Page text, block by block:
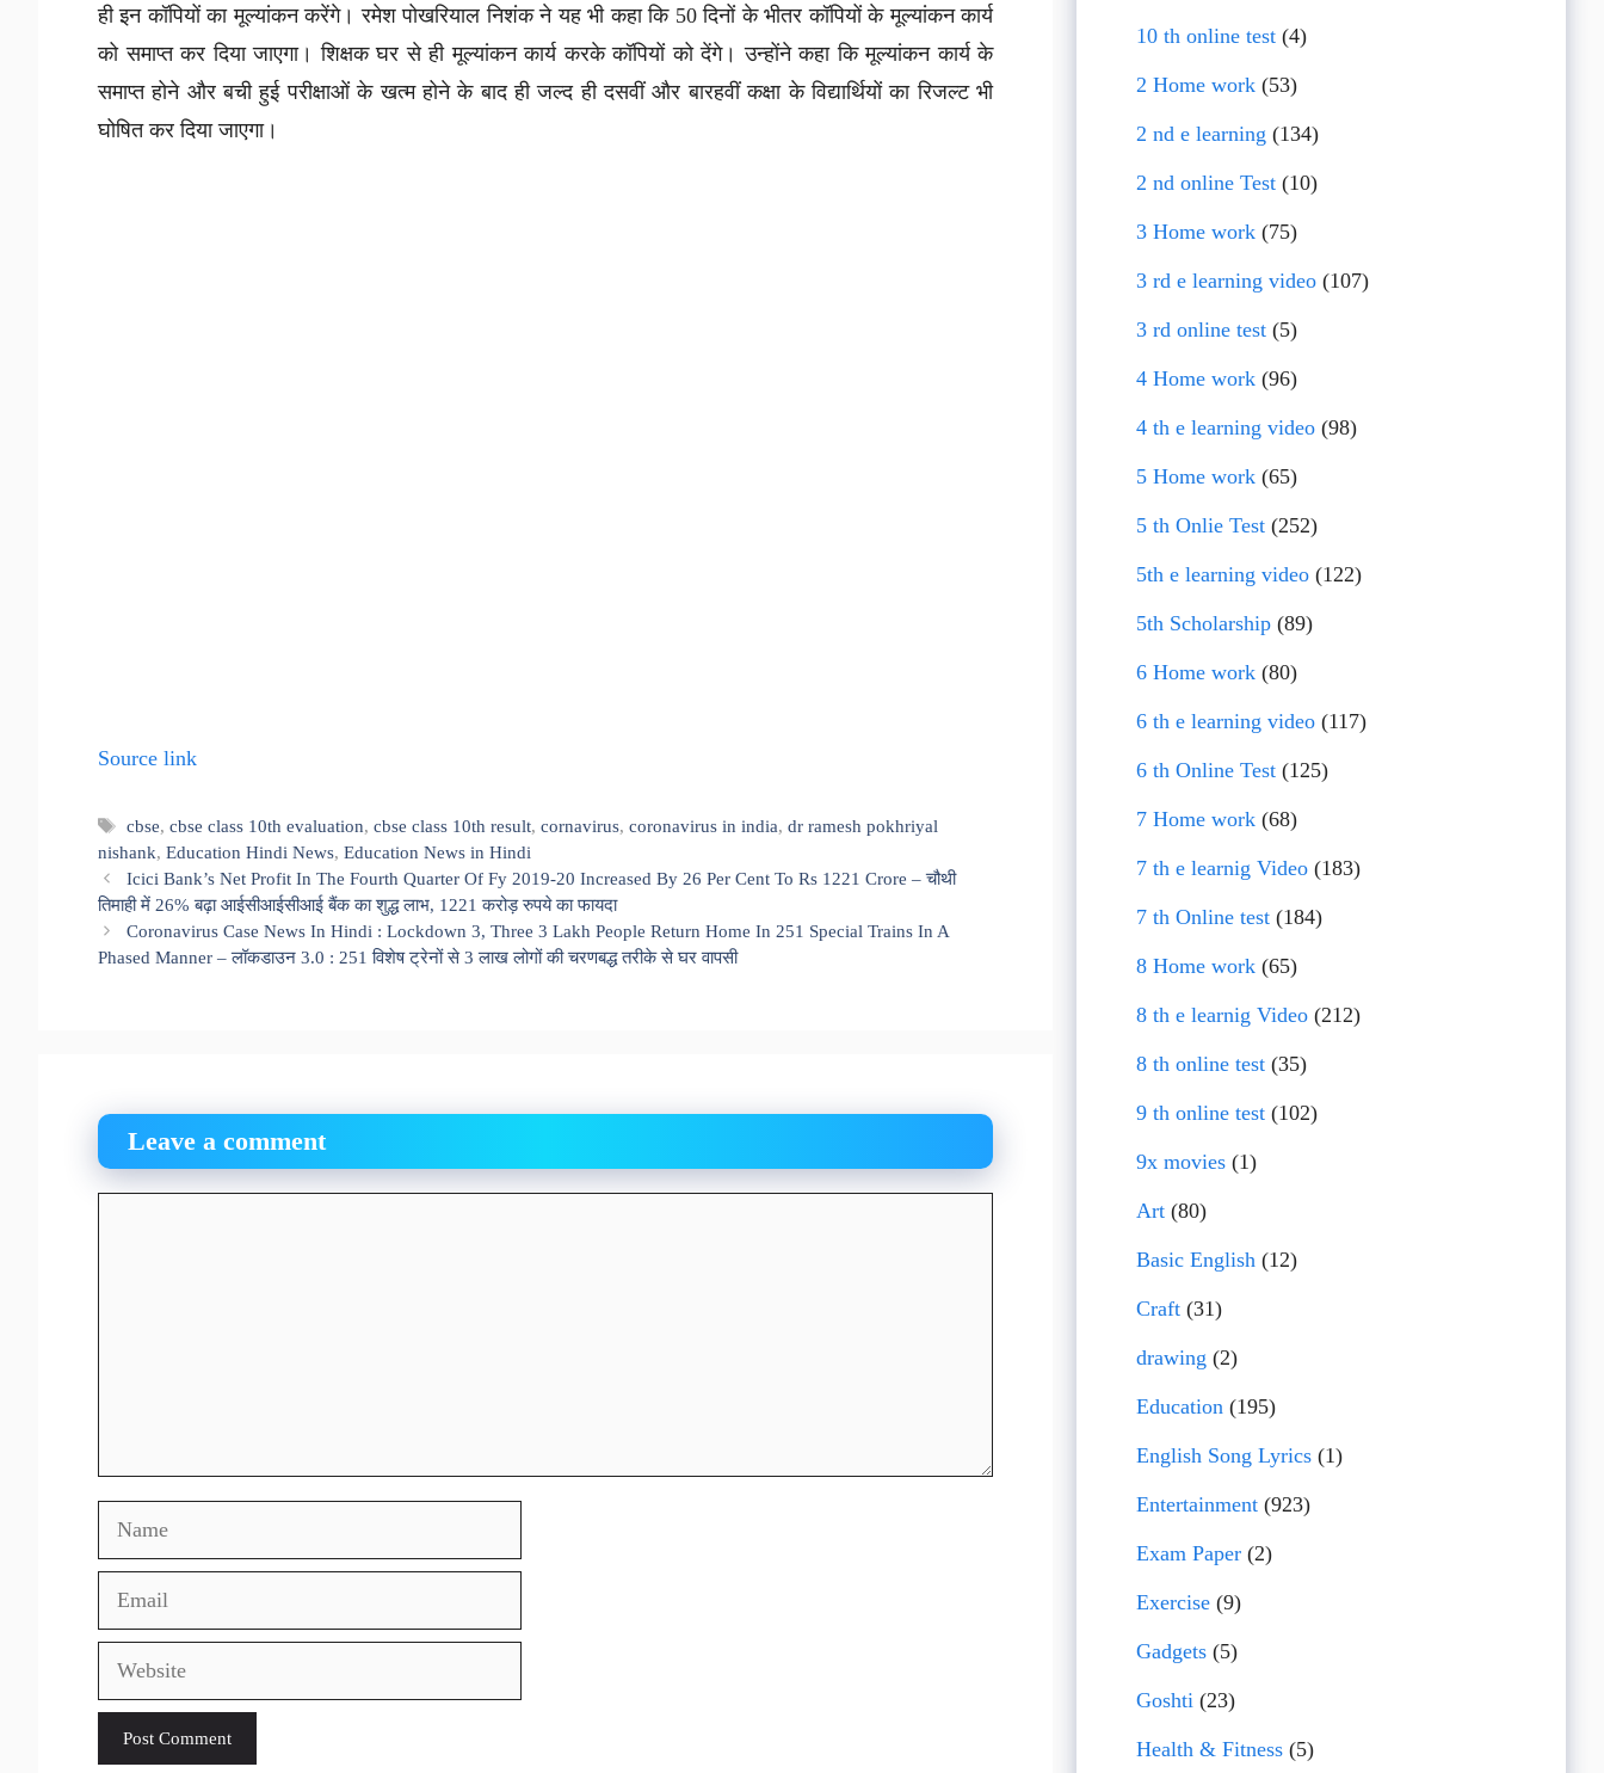
ही इन कॉपियों का मूल्यांकन करेंगे। रमेश पोखरियाल निशंक ने यह भी कहा कि 50 दिनों के भीतर कॉपियों के मूल्यांकन कार्य
को समाप्त कर दिया जाएगा। शिक्षक घर से ही मूल्यांकन कार्य करके कॉपियों को देंगे। उन्होंने कहा कि मूल्यांकन कार्य के
समाप्त होने और बची हुई परीक्षाओं के खत्म होने के बाद ही जल्द ही दसवीं और बारहवीं कक्षा के विद्यार्थियों का रिजल्ट भी
घोषित कर दिया जाएगा।
Source link
Tags
cbse,cbse class 10th evaluation,cbse class 10th result,cornavirus,coronavirus in india,dr ramesh pokhriyal
nishank, Education Hindi News, Education News in Hindi
Icici Bank’s Net Profit In The Fourth Quarter Of Fy 2019-20 Increased By 26 Per Cent To Rs 1221 Crore – चौथी
तिमाही में 26% बढ़ा आईसीआईसीआई बैंक का शुद्ध लाभ, 1221 करोड़ रुपये का फायदा
Coronavirus Case News In Hindi : Lockdown 3, Three 3 Lakh People Return Home In 251 Special Trains In A
Phased Manner – लॉकडाउन 3.0 : 251 विशेष ट्रेनों से 3 लाख लोगों की चरणबद्ध तरीके से घर वापसी
Leave a comment
Name
Email
Website
10 th online test (4)
2 Home work (53)
2 nd e learning (134)
2 nd online Test (10)
3 Home work (75)
3 rd e learning video (107)
3 rd online test (5)
4 Home work (96)
4 th e learning video (98)
5 Home work (65)
5 th Onlie Test (252)
5th e learning video (122)
5th Scholarship (89)
6 Home work (80)
6 th e learning video (117)
6 th Online Test (125)
7 Home work (68)
7 th e learnig Video (183)
7 th Online test (184)
8 Home work (65)
8 th e learnig Video (212)
8 th online test (35)
9 th online test (102)
9x movies (1)
Art (80)
Basic English (12)
Craft (31)
drawing (2)
Education (195)
English Song Lyrics (1)
Entertainment (923)
Exam Paper (2)
Exercise (9)
Gadgets (5)
Goshti (23)
Health & Fitness (5)